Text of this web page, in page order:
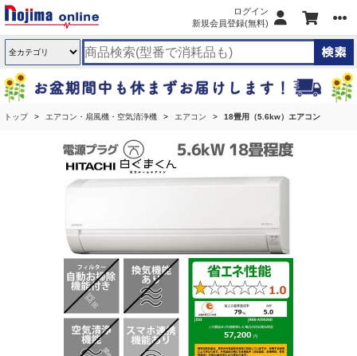
ログイン
新規会員登録(無料)
トップ エアコン・扇風機・空気清浄機 エアコン 18畳用（5.6kw）エアコン